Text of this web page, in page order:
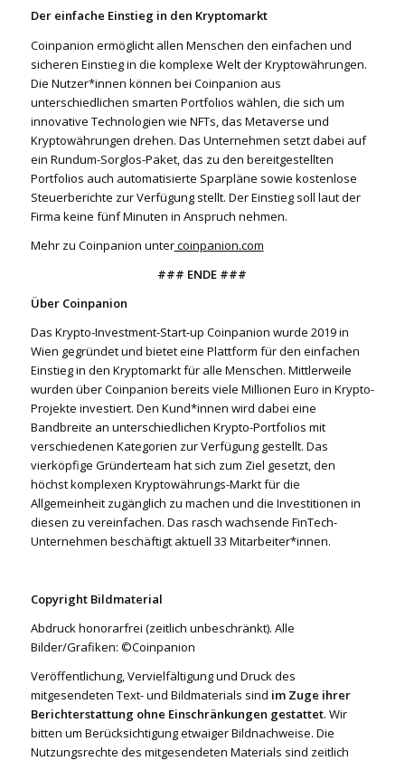
Der einfache Einstieg in den Kryptomarkt
Coinpanion ermöglicht allen Menschen den einfachen und
sicheren Einstieg in die komplexe Welt der Kryptowährungen.
Die Nutzer*innen können bei Coinpanion aus
unterschiedlichen smarten Portfolios wählen, die sich um
innovative Technologien wie NFTs, das Metaverse und
Kryptowährungen drehen. Das Unternehmen setzt dabei auf
ein Rundum-Sorglos-Paket, das zu den bereitgestellten
Portfolios auch automatisierte Sparpläne sowie kostenlose
Steuerberichte zur Verfügung stellt. Der Einstieg soll laut der
Firma keine fünf Minuten in Anspruch nehmen.
Mehr zu Coinpanion untercoinpanion.com
### ENDE ###
Über Coinpanion
Das Krypto-Investment-Start-up Coinpanion wurde 2019 in
Wien gegründet und bietet eine Plattform für den einfachen
Einstieg in den Kryptomarkt für alle Menschen. Mittlerweile
wurden über Coinpanion bereits viele Millionen Euro in Krypto-
Projekte investiert. Den Kund*innen wird dabei eine
Bandbreite an unterschiedlichen Krypto-Portfolios mit
verschiedenen Kategorien zur Verfügung gestellt. Das
vierköpfige Gründerteam hat sich zum Ziel gesetzt, den
höchst komplexen Kryptowährungs-Markt für die
Allgemeinheit zugänglich zu machen und die Investitionen in
diesen zu vereinfachen. Das rasch wachsende FinTech-
Unternehmen beschäftigt aktuell 33 Mitarbeiter*innen.
Copyright Bildmaterial
Abdruck honorarfrei (zeitlich unbeschränkt). Alle
Bilder/Grafiken: ©Coinpanion
Veröffentlichung, Vervielfältigung und Druck des
mitgesendeten Text- und Bildmaterials sind im Zuge ihrer
Berichterstattungohne Einschränkungen gestattet. Wir
bitten um Berücksichtigung etwaiger Bildnachweise. Die
Nutzungsrechte des mitgesendeten Materials sind zeitlich